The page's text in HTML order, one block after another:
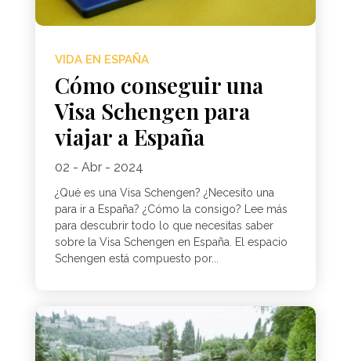
VIDA EN ESPAÑA
Cómo conseguir una
Visa Schengen para
viajar a España
02 - Abr - 2024
¿Qué es una Visa Schengen? ¿Necesito una
para ir a España? ¿Cómo la consigo? Lee más
para descubrir todo lo que necesitas saber
sobre la Visa Schengen en España. El espacio
Schengen está compuesto por...